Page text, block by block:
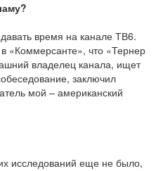
время на канале ТВ6.
«Коммерсанте», что «Тернер
владелец канала, ищет
заключил
мой – американский
исследований еще не было,